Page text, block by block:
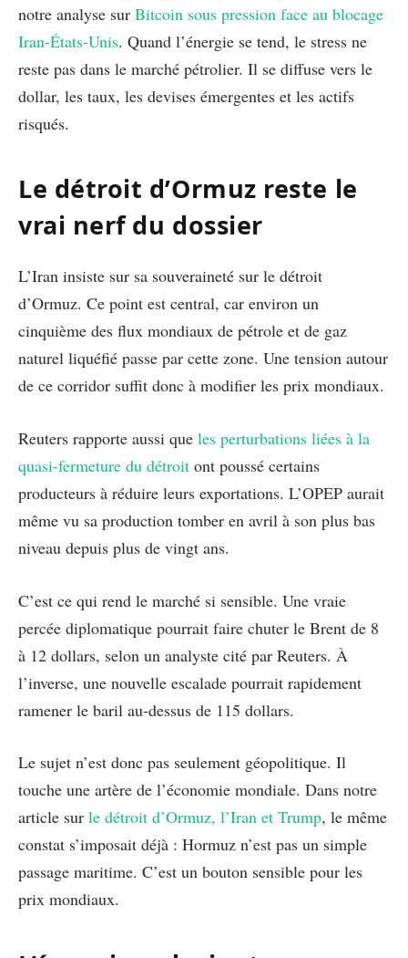
notre analyse sur Bitcoin sous pression face au blocage
Iran-États-Unis. Quand l’énergie se tend, le stress ne
reste pas dans le marché pétrolier. Il se diffuse vers le
dollar, les taux, les devises émergentes et les actifs
risqués.
Le détroit d’Ormuz reste le
vrai nerf du dossier
L’Iran insiste sur sa souveraineté sur le détroit
d’Ormuz. Ce point est central, car environ un
cinquième des flux mondiaux de pétrole et de gaz
naturel liquéfié passe par cette zone. Une tension autour
de ce corridor suffit donc à modifier les prix mondiaux.
Reuters rapporte aussi que les perturbations liées à la
quasi-fermeture du détroit ont poussé certains
producteurs à réduire leurs exportations. L’OPEP aurait
même vu sa production tomber en avril à son plus bas
niveau depuis plus de vingt ans.
C’est ce qui rend le marché si sensible. Une vraie
percée diplomatique pourrait faire chuter le Brent de 8
à 12 dollars, selon un analyste cité par Reuters. À
l’inverse, une nouvelle escalade pourrait rapidement
ramener le baril au-dessus de 115 dollars.
Le sujet n’est donc pas seulement géopolitique. Il
touche une artère de l’économie mondiale. Dans notre
article sur le détroit d’Ormuz, l’Iran et Trump, le même
constat s’imposait déjà : Hormuz n’est pas un simple
passage maritime. C’est un bouton sensible pour les
prix mondiaux.